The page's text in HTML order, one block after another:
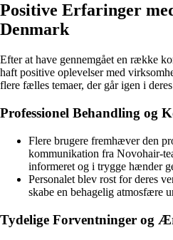
Positive Erfaringer
Denmark
Efter at have gennemgået en række
haft positive oplevelser med
flere fælles temaer, der går igen i
Professionel Behandling og
Flere brugere fremhæver den
kommunikation fra Novohair-
informeret og i trygge hænder
Personalet blev rost for deres
skabe en behagelig atmosfære
Tydelige Forventninger og